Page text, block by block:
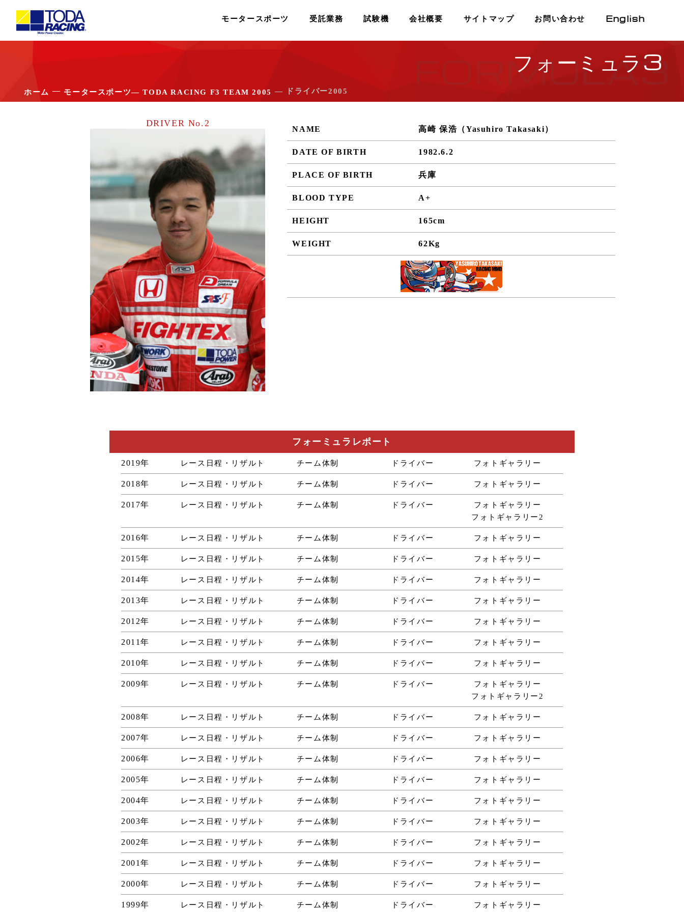
モータースポーツ 受託業務 試験機 会社概要 サイトマップ お問い合わせ English
フォーミュラ3
FORMULA3
ホーム ― モータースポーツ― TODA RACING F3 TEAM 2005 ― ドライバー2005
DRIVER No.2
NAME 高崎 保浩（Yasuhiro Takasaki）
DATE OF BIRTH 1982.6.2
PLACE OF BIRTH 兵庫
BLOOD TYPE A+
HEIGHT 165cm
WEIGHT 62Kg
フォーミュラレポート
2019年 レース日程・リザルト チーム体制 ドライバー フォトギャラリー
2018年 レース日程・リザルト チーム体制 ドライバー フォトギャラリー
2017年 レース日程・リザルト チーム体制 ドライバー
フォトギャラリー
フォトギャラリー2
2016年 レース日程・リザルト チーム体制 ドライバー フォトギャラリー
2015年 レース日程・リザルト チーム体制 ドライバー フォトギャラリー
2014年 レース日程・リザルト チーム体制 ドライバー フォトギャラリー
2013年 レース日程・リザルト チーム体制 ドライバー フォトギャラリー
2012年 レース日程・リザルト チーム体制 ドライバー フォトギャラリー
2011年 レース日程・リザルト チーム体制 ドライバー フォトギャラリー
2010年 レース日程・リザルト チーム体制 ドライバー フォトギャラリー
2009年 レース日程・リザルト チーム体制 ドライバー
フォトギャラリー
フォトギャラリー2
2008年 レース日程・リザルト チーム体制 ドライバー フォトギャラリー
2007年 レース日程・リザルト チーム体制 ドライバー フォトギャラリー
2006年 レース日程・リザルト チーム体制 ドライバー フォトギャラリー
2005年 レース日程・リザルト チーム体制 ドライバー フォトギャラリー
2004年 レース日程・リザルト チーム体制 ドライバー フォトギャラリー
2003年 レース日程・リザルト チーム体制 ドライバー フォトギャラリー
2002年 レース日程・リザルト チーム体制 ドライバー フォトギャラリー
2001年 レース日程・リザルト チーム体制 ドライバー フォトギャラリー
2000年 レース日程・リザルト チーム体制 ドライバー フォトギャラリー
1999年 レース日程・リザルト チーム体制 ドライバー フォトギャラリー